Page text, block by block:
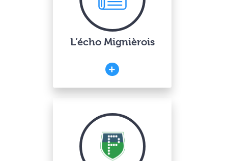
L’écho Mignièrois